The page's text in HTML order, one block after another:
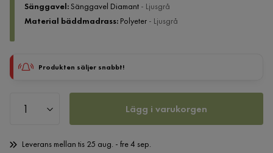
Sänggavel:Sänggavel Diamant - Ljusgrå
Material bäddmadrass: Polyeter - Ljusgrå
Produkten säljer snabbt!
Lägg i varukorgen
Leverans mellan tis 25 aug. - fre 4 sep.